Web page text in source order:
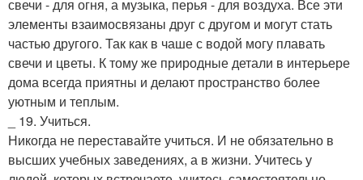
свечи - для огня, а музыка, перья - для воздуха. Все эти
элементы взаимосвязаны друг с другом и могут стать
частью другого. Так как в чаше с водой могу плавать
свечи и цветы. К тому же природные детали в интерьере
дома всегда приятны и делают пространство более
уютным и теплым.
_ 19. Учиться.
Никогда не переставайте учиться. И не обязательно в
высших учебных заведениях, а в жизни. Учитесь у